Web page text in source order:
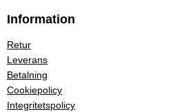
Information
Retur
Leverans
Betalning
Cookiepolicy
Integritetspolicy